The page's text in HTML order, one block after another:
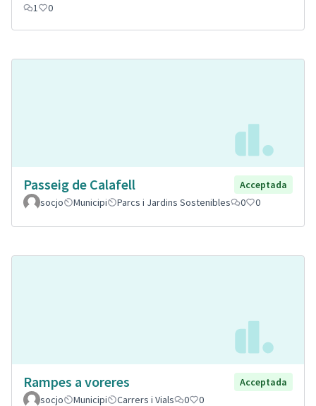
1
0
Passeig de Calafell
Acceptada
socjo
Municipi Parcs i Jardins Sostenibles 0 0
Rampes a voreres
Acceptada
socjo
Municipi Carrers i Vials 0 0